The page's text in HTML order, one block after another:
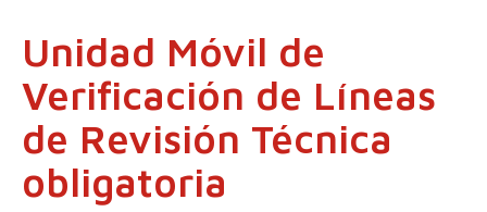
Unidad Móvil de
Verificación de Líneas
de Revisión Técnica
obligatoria